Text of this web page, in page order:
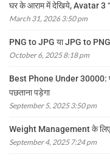
घर के आराम में देखिये, Avatar 3
March 31, 2026 3:50 pm
PNG to JPG या JPG to
October 6, 2025 8:18 pm
Best Phone Under 30000:
पछताना पड़ेगा
September 5, 2025 3:50 pm
Weight Management के
September 4, 2025 7:24 pm